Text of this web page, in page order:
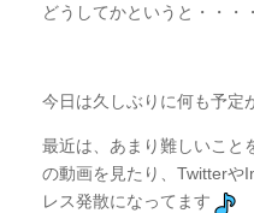
どうしてかというと・・・
今日は久しぶりに何も予定
最近は、あまり難しいこと
の動画を見たり、Twitterや
レス発散になってます